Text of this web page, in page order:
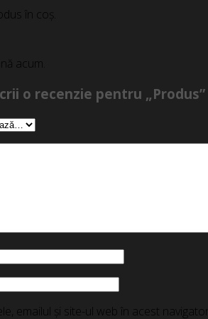
în coș.
acum.
o recenzie pentru „Produs”
emailul și site-ul web în acest